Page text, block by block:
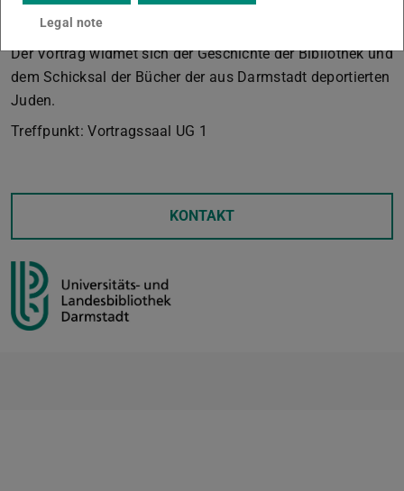
die Hessische Landesbibliothek in der NS-Zeit
Der Vortrag widmet sich der Geschichte der Bibliothek und
dem Schicksal der Bücher der aus Darmstadt deportierten
Juden.
Treffpunkt: Vortragssaal UG 1
KONTAKT
Legal note